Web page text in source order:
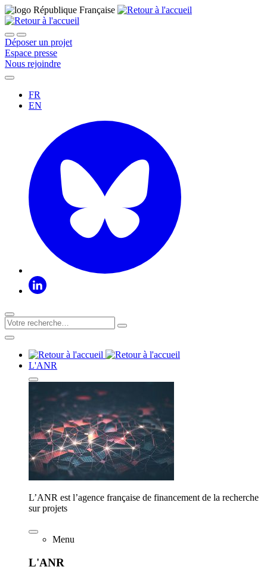
Déposer un projet
Espace presse
Nous rejoindre
FR
EN
L'ANR
L’ANR est l’agence française de financement de la recherche
sur projets
Menu
L'ANR